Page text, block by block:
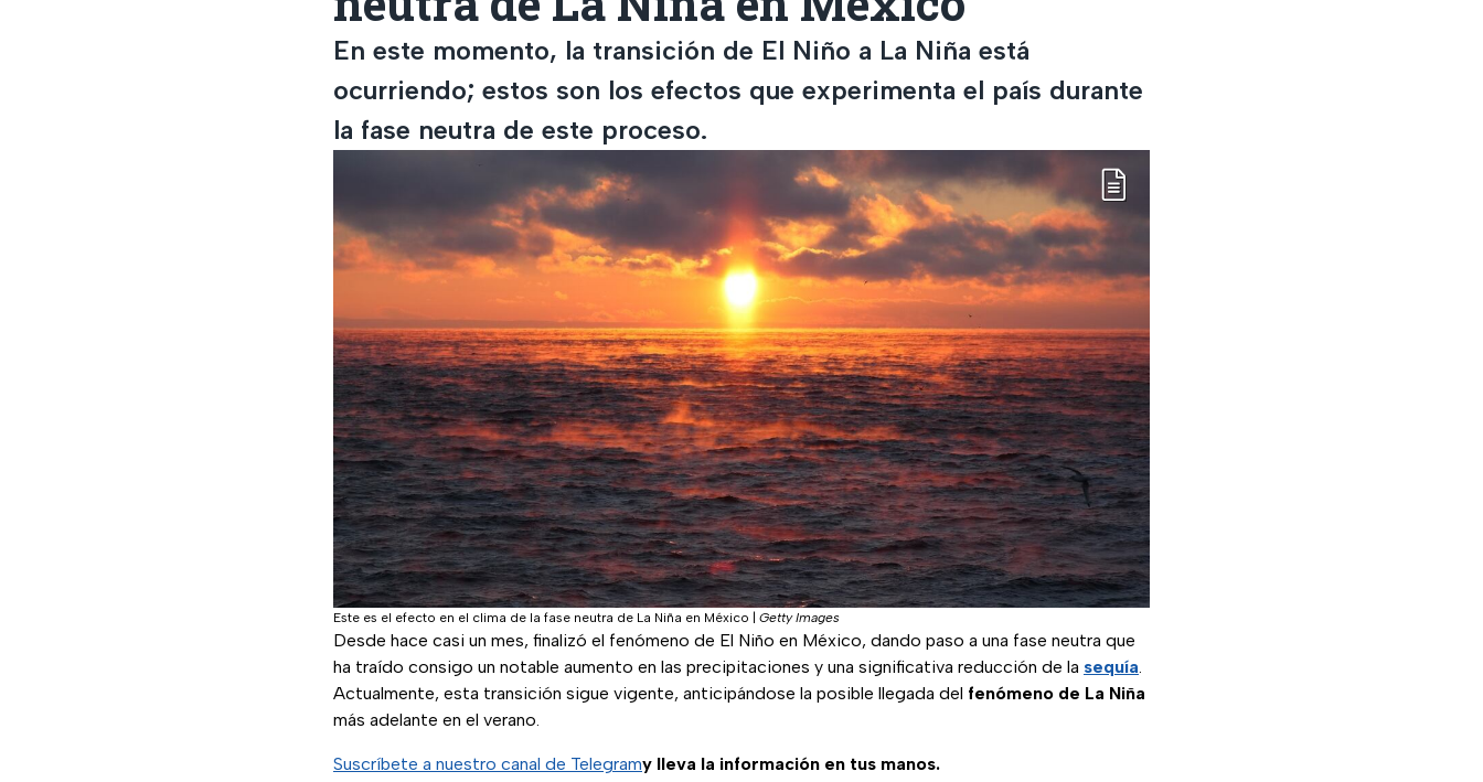
En este momento, la transición de El Niño a La Niña está
ocurriendo; estos son los efectos que experimenta el país durante
la fase neutra de este proceso.
Este es el efecto en el clima de la fase neutra de La Niña en México Getty Images
Desde hace casi un mes, finalizó el fenómeno de El Niño en México, dando paso a una fase neutra que
ha traído consigo un notable aumento en las precipitaciones y una significativa reducción de la sequía.
Actualmente, esta transición sigue vigente, anticipándose la posible llegada del fenómeno de La Niña
más adelante en el verano.
Suscríbete a nuestro canal de Telegramy lleva la información en tus manos.